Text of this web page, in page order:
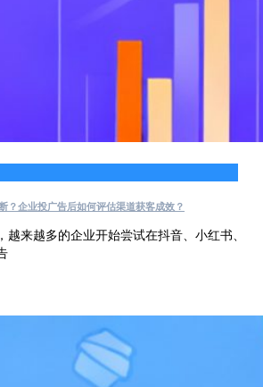
？企业投广告后如何评估渠道获客成效？
来越多的企业开始尝试在抖音、小红书、